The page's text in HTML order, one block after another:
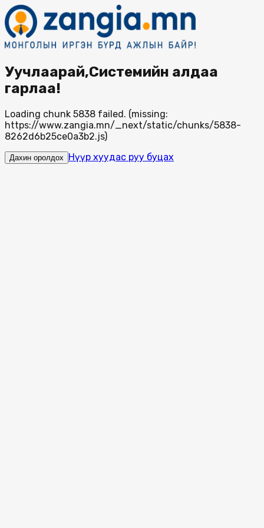
Уучлаарай,Системийн алдаа
гарлаа!
Loading chunk 5838 failed. (missing:
https://www.zangia.mn/_next/static/chunks/5838-
8262d6b25ce0a3b2.js)
Дахин оролдох Нүүр хуудас руу буцах